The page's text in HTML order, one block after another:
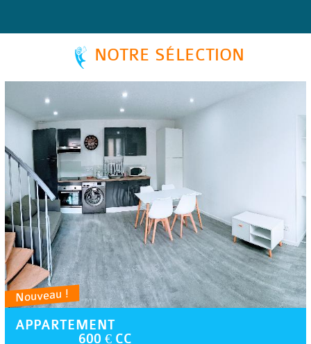
NOTRE SÉLECTION
Nouveau !
APPARTEMENT
600 € CC